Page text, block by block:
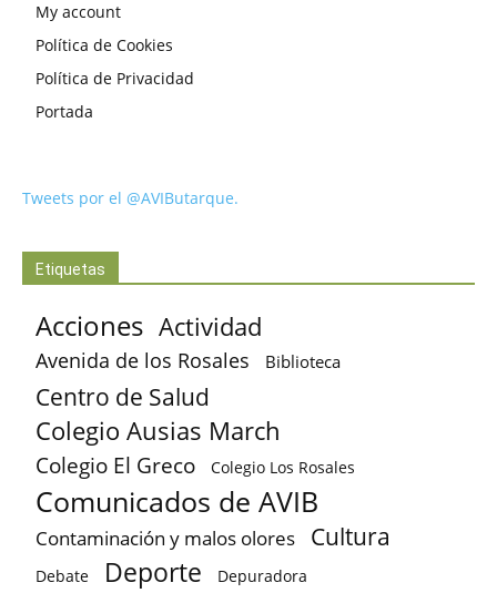
My account
Política de Cookies
Política de Privacidad
Portada
Tweets por el @AVIButarque.
Etiquetas
Acciones Actividad
Avenida de los Rosales Biblioteca
Centro de Salud
Colegio Ausias March
Colegio El Greco Colegio Los Rosales
Comunicados de AVIB
Contaminación y malos olores Cultura
Debate Deporte Depuradora